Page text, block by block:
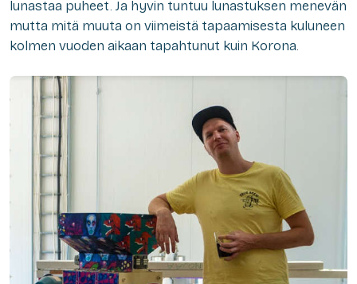
lunastaa puheet. Ja hyvin tuntuu lunastuksen menevän
mutta mitä muuta on viimeistä tapaamisesta kuluneen
kolmen vuoden aikaan tapahtunut kuin Korona.